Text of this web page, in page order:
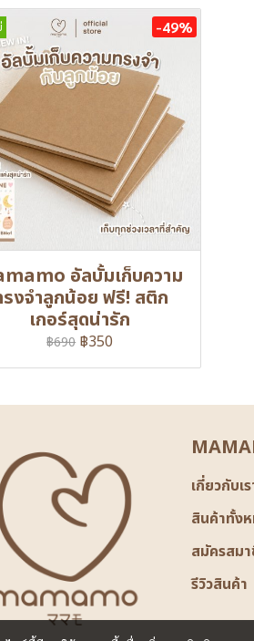
-49%
อัลบั้มเก็บความ
งจำลูกน้อย ฟรี! สติก
เกอร์สุดน่ารัก
฿690 ฿350
เกี่ยวกับเร
สินค้าทั้ง
สมัครสม
รีวิวสินค้า